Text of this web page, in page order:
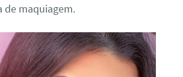
de maquiagem.